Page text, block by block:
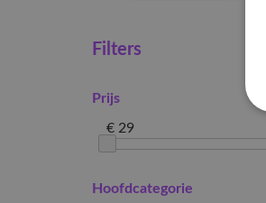
Filters
Prijs
€ 29
Hoofdcategorie